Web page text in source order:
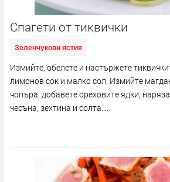
Спагети от тиквички
Зеленчукови ястия
Измийте, обелете и настържете
лимонов сок и малко сол. Измийте
чопъра, добавете ореховите ядки,
чесъна, зехтина и солта....